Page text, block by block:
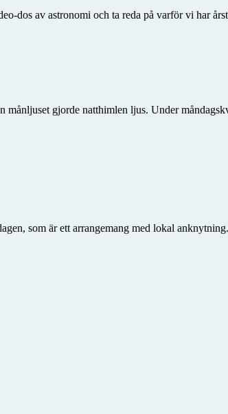
dos av astronomi och ta reda på varför vi har
gjorde natthimlen ljus. Under
som är ett arrangemang med lokal